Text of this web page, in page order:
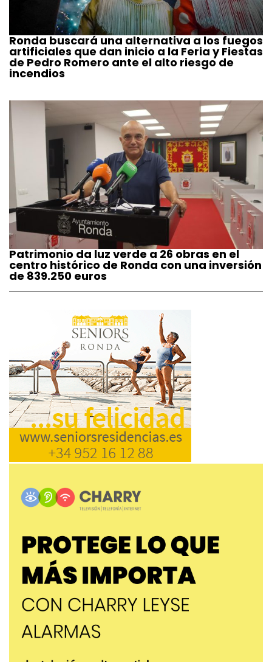
Ronda buscará una alternativa a los fuegos
artificiales que dan inicio a la Feria y Fiestas
de Pedro Romero ante el alto riesgo de
incendios
Patrimonio da luz verde a 26 obras en el
centro histórico de Ronda con una inversión
de 839.250 euros